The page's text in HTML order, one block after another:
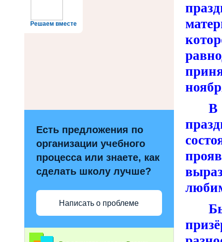
Решаем вместе
Есть предложения по
организации учебного
процесса или знаете, как
сделать школу лучше?
Написать о проблеме
В